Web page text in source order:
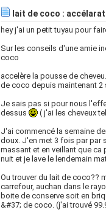
lait de coco :
hey j'ai un petit tuyau pour
Sur les conseils d'une amie
coco
accelère la pousse de
de coco depuis maintenant 2
Je sais pas si pour nous
dessus
( j'ai les cheveux
J'ai commencé la semaine
doux. J'en met 3 fois par par
massant et en veillant que ca
nuit et je lave le lendemain
Ou trouver du lait de coco??
carrefour, auchan dans le
boite de conserve soit en
&#37; de coco. (j'ai trouvé